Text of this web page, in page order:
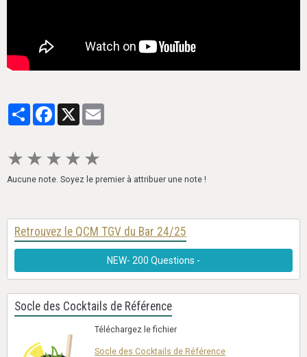
PartagerFacebook
★ ★ ★ ★ ★
Aucune note. Soyez le premier à attribuer une note !
Retrouvez le QCM TGV du Bar 24/25
NEW- 200 Questions -
Socle des Cocktails de Référence
Téléchargez le fichier
Socle des Cocktails de Référence